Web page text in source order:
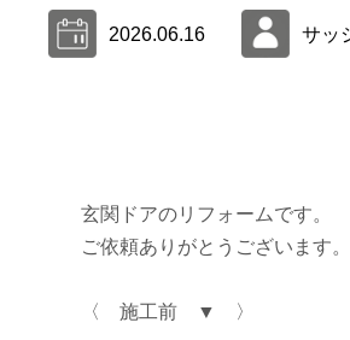
2026.06.16 サッ